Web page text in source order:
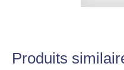
Produits